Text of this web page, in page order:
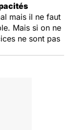
mais il ne faut
Mais si on ne
ne sont pas